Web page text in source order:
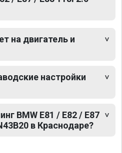
на двигатель и
настройки
BMW E81 / E82 / E87
в Краснодаре?